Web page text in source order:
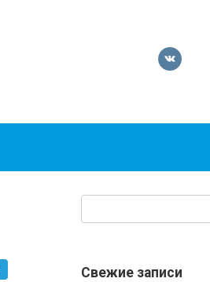
Свежие записи